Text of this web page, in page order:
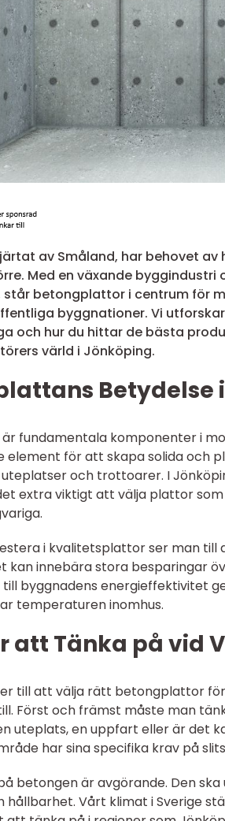
av Småland, har behovet
Med en växande
står betongplattor i centrum för
byggnationer. Vi
och hur du hittar de bästa
värld i Jönköping.
Betydelse
fundamentala komponenter i
element för att skapa solida och
och trottoarer. I
extra viktigt att välja plattor
i kvalitetsplattor ser man
kan innebära stora besparingar
byggnadens energieffektivitet
temperaturen inomhus.
att Tänka på vid
till att välja rätt betongplattor
Först och främst måste man
uteplats, en uppfart eller är det
har sina specifika krav på
betongen är avgörande. Den
hållbarhet. Vårt klimat i Sverige